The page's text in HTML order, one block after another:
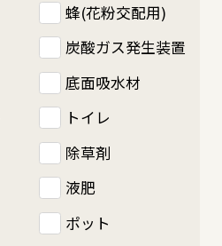
蜂(花粉交配用)
炭酸ガス発生装置
底面吸水材
トイレ
除草剤
液肥
ポット